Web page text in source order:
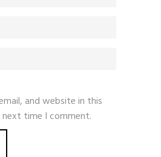
and website in this
time I comment.